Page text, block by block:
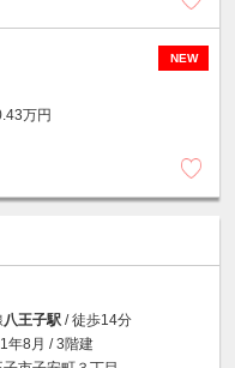
NEW
万円
八王子駅 / 徒歩14分
年8月 / 3階建